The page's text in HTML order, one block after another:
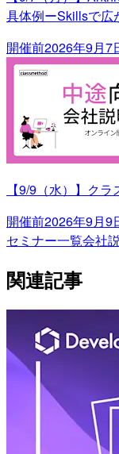
具体例ーSkillsで広
開催前2026年9月7
【9/9（水）】ク
開催前2026年9月9
セミナー一覧会社
関連記事